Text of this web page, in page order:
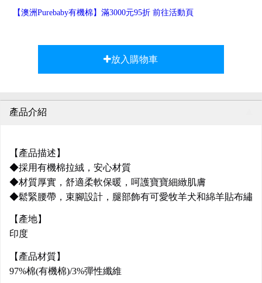
【澳洲Purebaby有機棉】滿3000元95折 前往活動頁
放入購物車
產品介紹
【產品描述】
◆採用有機棉拉絨，安心材質
◆材質厚實，舒適柔軟保暖，呵護寶寶細緻肌膚
◆鬆緊腰帶，束腳設計，腿部飾有可愛牧羊犬和綿羊貼布繡
【產地】
印度
【產品材質】
97%棉(有機棉)/3%彈性纖維